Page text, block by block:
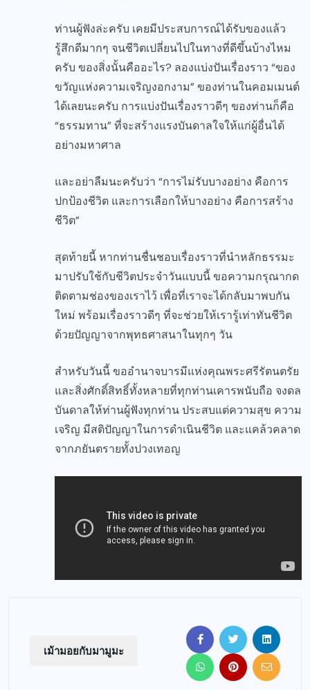
ท่านผู้ฟังล่ะครับ เคยมีประสบการณ์ได้รับของแล้ว
รู้สึกดีมากๆ จนชีวิตเปลี่ยนไปในทางที่ดีขึ้นบ้างไหม
ครับ ของสิ่งนั้นคืออะไร? ลองแบ่งปันเรื่องราว “ของ
ขวัญแห่งความเจริญงอกงาม” ของท่านในคอมเมนต์
ได้เลยนะครับ การแบ่งปันเรื่องราวดีๆ ของท่านก็คือ
“ธรรมทาน” ที่จะสร้างแรงบันดาลใจให้แก่ผู้อื่นได้
อย่างมหาศาล
และอย่าลืมนะครับว่า “การไม่รับบางอย่าง คือการ
ปกป้องชีวิต และการเลือกให้บางอย่าง คือการสร้าง
ชีวิต”
สุดท้ายนี้ หากท่านชื่นชอบเรื่องราวที่นำหลักธรรมะ
มาปรับใช้กับชีวิตประจำวันแบบนี้ ขอความกรุณากด
ติดตามช่องของเราไว้ เพื่อที่เราจะได้กลับมาพบกัน
ใหม่ พร้อมเรื่องราวดีๆ ที่จะช่วยให้เรารู้เท่าทันชีวิต
ด้วยปัญญาจากพุทธศาสนาในทุกๆ วัน
สำหรับวันนี้ ขออำนาจบารมีแห่งคุณพระศรีรัตนตรัย
และสิ่งศักดิ์สิทธิ์ทั้งหลายที่ทุกท่านเคารพนับถือ จงดล
บันดาลให้ท่านผู้ฟังทุกท่าน ประสบแต่ความสุข ความ
เจริญ มีสติปัญญาในการดำเนินชีวิต และแคล้วคลาด
จากภยันตรายทั้งปวงเทอญ
เม้ามอยกับมามูมะ